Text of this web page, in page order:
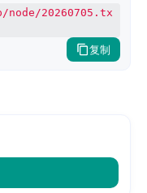
20260705.tx
复制